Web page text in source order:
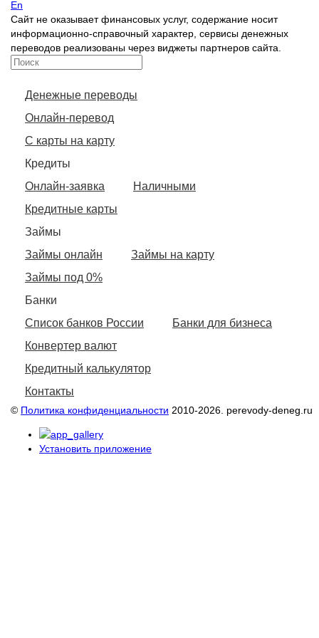
En
Сайт не оказывает финансовых услуг, содержание носит
информационно-справочный характер, сервисы денежных
переводов реализованы через виджеты партнеров сайта.
Денежные переводы
Онлайн-перевод
С карты на карту
Кредиты
Онлайн-заявка
Наличными
Кредитные карты
Займы
Займы онлайн
Займы на карту
Займы под 0%
Банки
Список банков России
Банки для бизнеса
Конвертер валют
Кредитный калькулятор
Контакты
© Политика конфиденциальности 2010-2026. perevody-deneg.ru
Установить приложение